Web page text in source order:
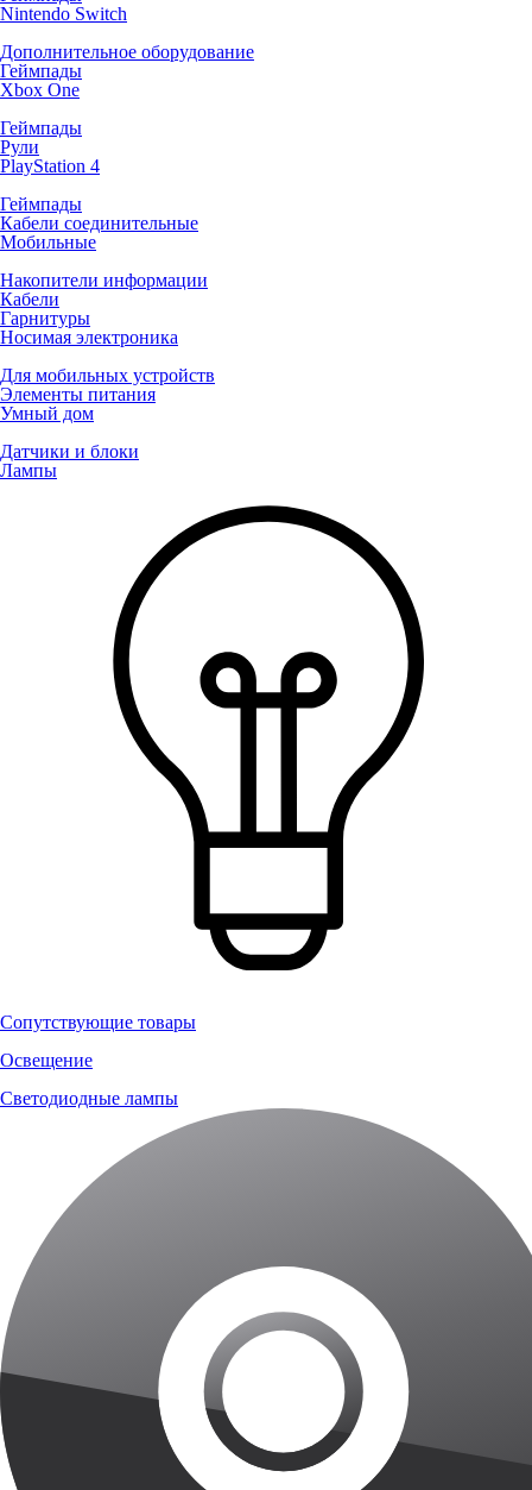
Nintendo Switch
Дополнительное оборудование
Геймпады
Xbox One
Геймпады
Рули
PlayStation 4
Геймпады
Кабели соединительные
Мобильные
Накопители информации
Кабели
Гарнитуры
Носимая электроника
Для мобильных устройств
Элементы питания
Умный дом
Датчики и блоки
Лампы
Сопутствующие товары
Освещение
Светодиодные лампы